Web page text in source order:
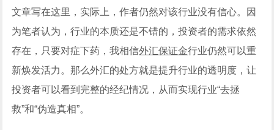
文章写在这里，实际上，作者仍然对该行业没有信心。因
为笔者认为，行业的本质还是不错的，投资者的需求依然
存在，只要对症下药，我相信外汇保证金行业仍然可以重
新焕发活力。那么外汇的处方就是提升行业的透明度，让
投资者可以看到完整的经纪情况，从而实现行业“去拯
救”和“伪造真相”。